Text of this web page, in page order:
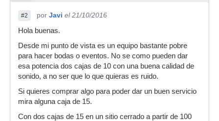
#2 por Javi el 21/10/2016
Hola buenas.
Desde mi punto de vista es un equipo bastante pobre
para hacer bodas o eventos. No se como pueden dar
esa potencia dos cajas de 10 con una buena calidad de
sonido, a no ser que lo que quieras es ruido.
Si quieres comprar algo para poder dar un buen servicio
mira alguna caja de 15.
Con dos cajas de 15 en un sitio cerrado a partir de 100